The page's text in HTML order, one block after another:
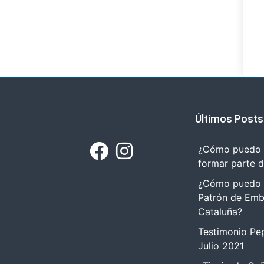
Últimos Posts
¿Cómo
formar parte
¿Cómo
Patrón de
Cataluña?
Testimonio
Julio 2021